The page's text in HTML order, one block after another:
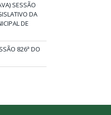
SESSÃO
DA
DE
826ª DO